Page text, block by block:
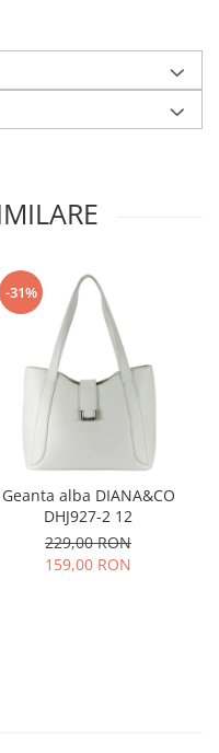
-31%
Geanta alba DIANA&CO
DHJ927-2 12
229,00 RON
159,00 RON